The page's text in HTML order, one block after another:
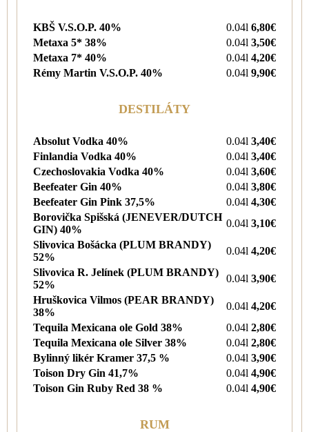
KBŠ V.S.O.P. 40% 0.04l 6,80€
Metaxa 5* 38%
0.04l 3,50€
Metaxa 7* 40%
0.04l 4,20€
Rémy Martin V.S.O.P. 40%
0.04l 9,90€
DESTILÁTY
Absolut Vodka 40% 0.04l 3,40€
Finlandia Vodka 40%
0.04l 3,40€
Czechoslovakia Vodka 40%
0.04l 3,60€
Beefeater Gin 40%
0.04l 3,80€
Beefeater Gin Pink 37,5%
0.04l 4,30€
Borovička Spišská (JENEVER/DUTCH
GIN) 40%
0.04l 3,10€
Slivovica Bošácka (PLUM BRANDY)
52%
0.04l 4,20€
Slivovica R. Jelínek (PLUM BRANDY)
52%
0.04l 3,90€
Hruškovica Vilmos (PEAR BRANDY)
38%
0.04l 4,20€
Tequila Mexicana ole Gold 38%
0.04l 2,80€
Tequila Mexicana ole Silver 38%
0.04l 2,80€
Bylinný likér Kramer 37,5 %
0.04l 3,90€
Toison Dry Gin 41,7%
0.04l 4,90€
Toison Gin Ruby Red 38 %
0.04l 4,90€
RUM